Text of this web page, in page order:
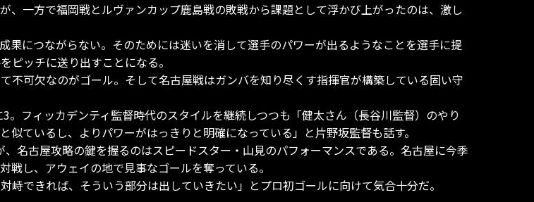
一方で福岡戦とルヴァンカップ鹿島戦の敗戦から課題として浮かび上がったのは、激し
果につながらない。そのためには迷いを消して選手のパワーが出るようなことを選手に提
ピッチに送り出すことになる。
可欠なのがゴール。そして名古屋戦はガンバを知り尽くす指揮官が構築している固い守
フィッカデンティ監督時代のスタイルを継続しつつも「健太さん（長谷川監督）のやり
ているし、よりパワーがはっきりと明確になっている」と片野坂監督も話す。
名古屋攻略の鍵を握るのはスピードスター・山見のパフォーマンスである。名古屋に今季
し、アウェイの地で見事なゴールを奪っている。
峙できれば、そういう部分は出していきたい」とプロ初ゴールに向けて気合十分だ。